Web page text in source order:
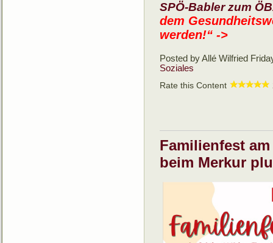
SPÖ-Babler zum
dem
werden!“ ->
Posted by Allé Wilfried
Soziales
Rate this Content
Familienfest
beim Merkur